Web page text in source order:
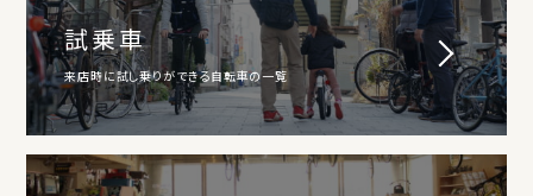
試乗車
来店時に試し乗りができる自転車の一覧